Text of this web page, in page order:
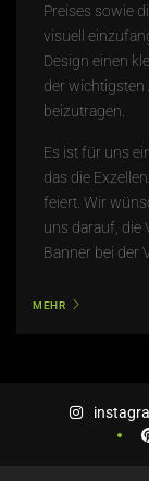
Preises sowie
visuell
Design einen
der wichtigsten
beizutragen.
Es ist für uns
das die
feiert. Wir
uns darauf, die
Banner bei der
MEHR